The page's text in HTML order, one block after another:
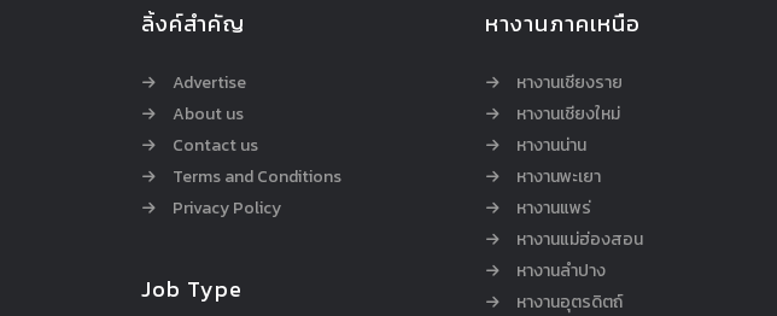
ลิ้งค์สำคัญ
Advertise
About us
Contact us
Terms and Conditions
Privacy Policy
Job Type
หางานภาคเหนือ
หางานเชียงราย
หางานเชียงใหม่
หางานน่าน
หางานพะเยา
หางานแพร่
หางานแม่ฮ่องสอน
หางานลำปาง
หางานอุตรดิตถ์